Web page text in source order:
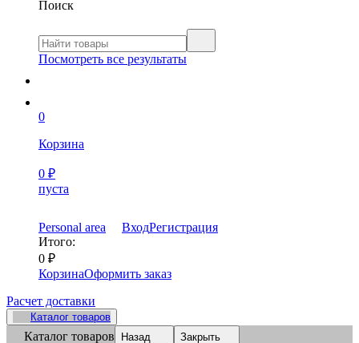
Поиск
Посмотреть все результаты
0
Корзина
0 ₽
пуста
Personal area ВходРегистрация
Итого:
0 ₽
КорзинаОформить заказ
Расчет доставки
Каталог товаров
Каталог товаров Назад Закрыть